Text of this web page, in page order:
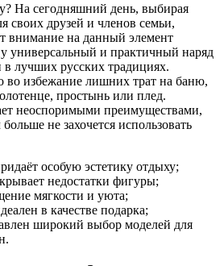
На сегодняшний день, выбирая
своих друзей и членов семьи,
внимание на данный элемент
универсальный и практичный наряд
лучших русских традициях.
во избежание лишних трат на баню,
простынь или плед.
неоспоримыми преимуществами,
не захочется использовать
особую эстетику отдыху;
недостатки фигуры;
мягкости и уюта;
в качестве подарка;
широкий выбор моделей для